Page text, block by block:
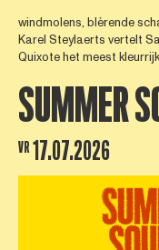
windmolens, blèrende
Karel Steylaerts vertelt
Quixote het meest
SUMMER
VR 17.07.2026